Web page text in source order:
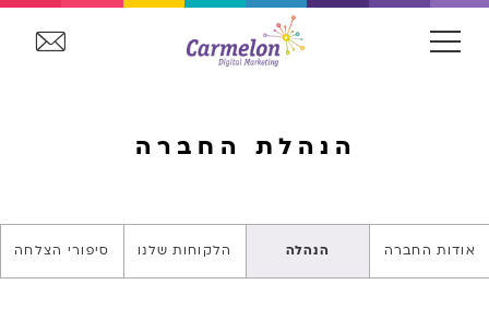
הנהלת החברה
אודות החברה הנהלה הלקוחות שלנו סיפורי הצלחה